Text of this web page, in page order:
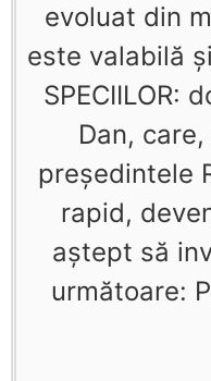
evoluat din
este valabilă şi
SPECIILOR:
Dan,
preşedintele
rapid,
aştept să
următoare: